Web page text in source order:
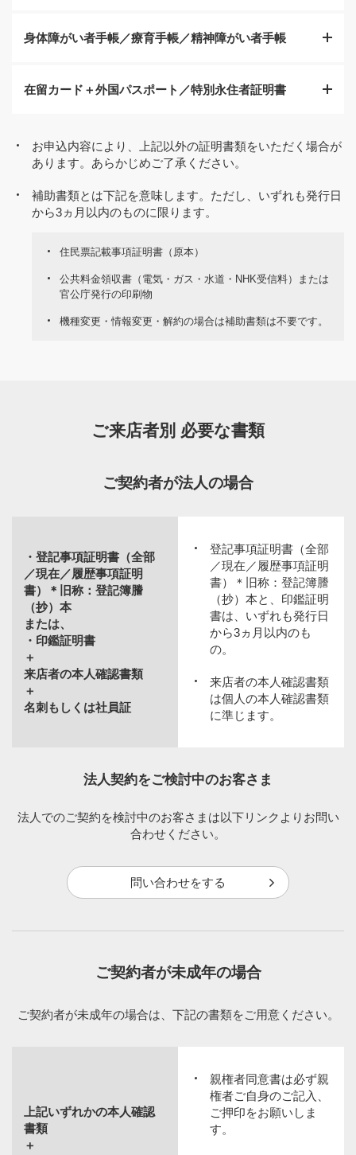
確認書類の現住所と異なる場合、または住所記載欄が
日から3ヵ月以内のもの）。
顔写真、氏名、生年月日、現住所が記載で有効期限内
確認書類の現住所と異なる場合は、住民票やご本人さ
マイナンバーの通知カードは本人確認書類として受付
身体障がい者手帳／療育手帳／精神障がい者手帳
氏名、生年月日、現住所が記載のもの。
るもの。
の。
す（発行日から3ヵ月以内のもの）。
在留カード＋外国パスポート／特別永住者証明書
在留資格が「永住者／
高度専門職2号」：在留
カード
ついては有効期限内
在留資格が「資格な
者」：特別永住者証明
申し込みをされる場合は、上記確認書類が必要です。
ります（発行日から3ヵ月以内のもの）。
在留期限が割賦契約期間に満たない場合は、割賦購入
契約または個別信用購入あっせん契約ができません。
帰国時の解約で、在留カード返納済みにより持参がで
きない場合は、外国発行のパスポートのみで受付可能
です。
お申込内容により、上記以外の証明書類をいただく場合が
あります。あらかじめご了承ください。
補助書類とは下記を意味します。ただし、いずれも発行日
から3ヵ月以内のものに限ります。
住民票記載事項証明書（原本）
公共料金領収書（電気・ガス・水道・NHK受信料）または
官公庁発行の印刷物
機種変更・情報変更・解約の場合は補助書類は不要です。
ご来店者別 必要な書類
ご契約者が法人の場合
・登記事項証明書（全部
／現在／履歴事項証明
書）＊旧称：登記簿謄
（抄）本
または、
・印鑑証明書
＋
来店者の本人確認書類
＋
名刺もしくは社員証
登記事項証明書（全部
／現在／履歴事項証明
書）＊旧称：登記簿謄
（抄）本と、印鑑証明
書は、いずれも発行日
から3ヵ月以内のも
の。
来店者の本人確認書類
は個人の本人確認書類
に準じます。
法人契約をご検討中のお客さま
法人でのご契約を検討中のお客さまは以下リンクよりお問い
合わせください。
問い合わせをする
ご契約者が未成年の場合
ご契約者が未成年の場合は、下記の書類をご用意ください。
上記いずれかの本人確認
書類
＋
親権者同意書は必ず親
権者ご自身のご記入、
ご押印をお願いしま
す。